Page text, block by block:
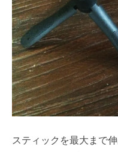
スティックを最大まで